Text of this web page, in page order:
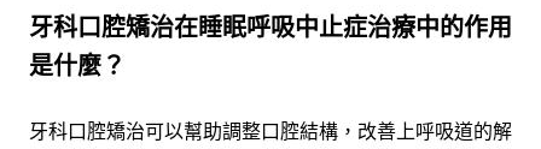
牙科口腔矯治在睡眠呼吸中止症治療中的作用
是什麼？
牙科口腔矯治可以幫助調整口腔結構，改善上呼吸道的解